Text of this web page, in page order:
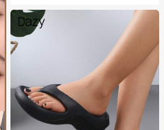
がDIYパズル、バレンタインデーギ
フト、誕生日ギフトを手作りできま
す。